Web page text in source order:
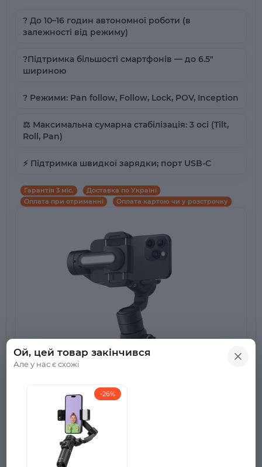
? До 10–16 годин автономної роботи (в
залежності від режиму)
?Підтримка більшості смартфонів — до 6.5"
шириною
? Режими: Pan follow, Follow, Lock, POV, Inception
⚖️ Максимальна сумарна стабілізація: 3 осі (Tilt,
Roll, Pan)
⚡️ Підтримка швидкої зарядки; порт USB-C
Гарантія 3 міс.
Доставка по Україні
Оплата при отриманні
Оплата картою чи у розстрочку
Ой, цей товар закінчився
Але у нас є схожі
-26%